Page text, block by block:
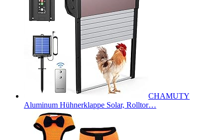
CHAMUTY
Aluminum Hühnerklappe Solar, Rolltor…